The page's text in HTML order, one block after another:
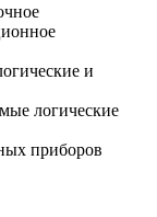
и
логические
приборов